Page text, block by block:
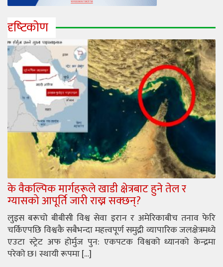
दृष्‍टिकोण
के वैकल्पिक मार्गहरूले खाडी क्षेत्रबाट हुने तेल र
ग्यासको आपूर्ति जारी राख्न सक्छन्?
लुइस बरूचो बीबीसी विश्व सेवा इरान र अमेरिकाबीच तनाव फेरि
चर्किएपछि विश्वकै सबैभन्दा महत्त्वपूर्ण समुद्री व्यापारिक जलक्षेत्रमध्ये
एउटा स्ट्रेट अफ होर्मुज पुन: एकपटक विश्वको ध्यानको केन्द्रमा
परेको छ। स्थायी रूपमा […]